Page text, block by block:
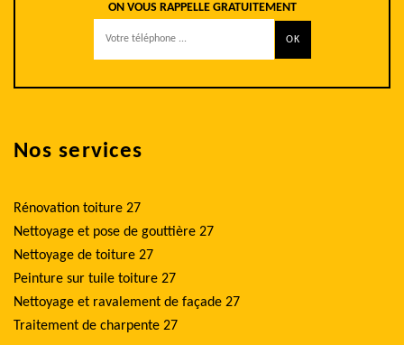
ON VOUS RAPPELLE GRATUITEMENT
Nos services
Rénovation toiture 27
Nettoyage et pose de gouttière 27
Nettoyage de toiture 27
Peinture sur tuile toiture 27
Nettoyage et ravalement de façade 27
Traitement de charpente 27